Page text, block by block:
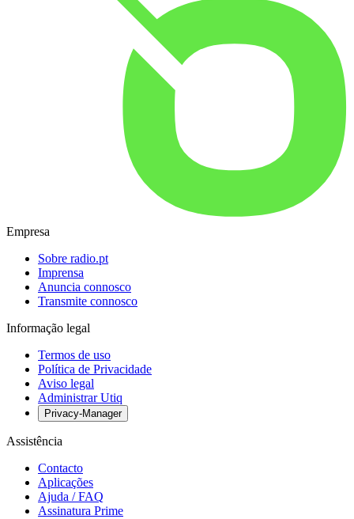
Empresa
Sobre radio.pt
Imprensa
Anuncia connosco
Transmite connosco
Informação legal
Termos de uso
Política de Privacidade
Aviso legal
Administrar Utiq
Privacy-Manager
Assistência
Contacto
Aplicações
Ajuda / FAQ
Assinatura Prime